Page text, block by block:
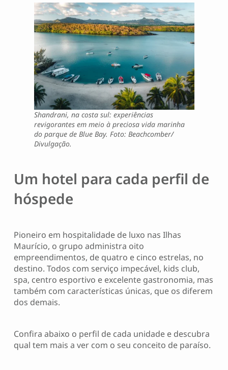
Shandrani, na costa sul: experiências
revigorantes em meio à preciosa vida marinha
do parque de Blue Bay. Foto: Beachcomber/
Divulgação.
Um hotel para cada perfil de
hóspede
Pioneiro em hospitalidade de luxo nas Ilhas
Maurício, o grupo administra oito
empreendimentos, de quatro e cinco estrelas, no
destino. Todos com serviço impecável, kids club,
spa, centro esportivo e excelente gastronomia, mas
também com características únicas, que os diferem
dos demais.
Confira abaixo o perfil de cada unidade e descubra
qual tem mais a ver com o seu conceito de paraíso.